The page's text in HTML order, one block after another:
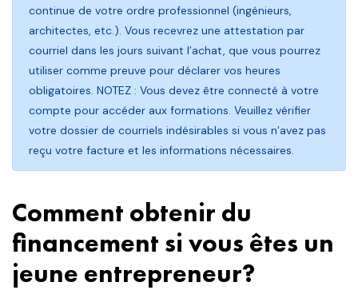
continue de votre ordre professionnel (ingénieurs,
architectes, etc.). Vous recevrez une attestation par
courriel dans les jours suivant l’achat, que vous pourrez
utiliser comme preuve pour déclarer vos heures
obligatoires. NOTEZ : Vous devez être connecté à votre
compte pour accéder aux formations. Veuillez vérifier
votre dossier de courriels indésirables si vous n’avez pas
reçu votre facture et les informations nécessaires.
Comment obtenir du
financement si vous êtes un
jeune entrepreneur?